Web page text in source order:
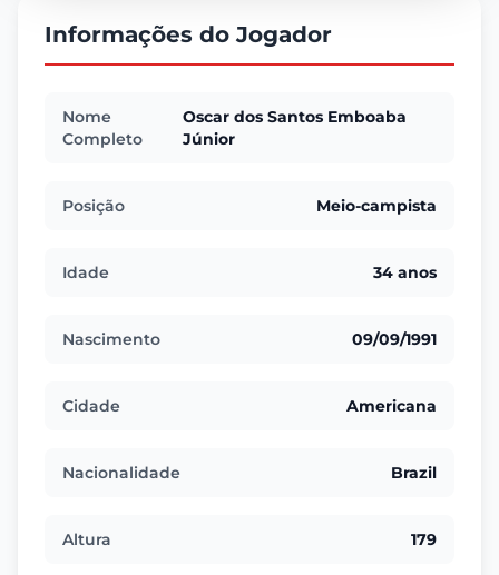
Informações do Jogador
Nome
Completo
Oscar dos Santos Emboaba
Júnior
Posição Meio-campista
Idade 34 anos
Nascimento 09/09/1991
Cidade Americana
Nacionalidade Brazil
Altura 179